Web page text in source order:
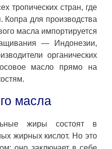
тропических стран, где
Копра для производства
масла импортируется
— Индонезии,
органических
масло прямо на
масла
жиры состоят в
жирных кислот. Но это